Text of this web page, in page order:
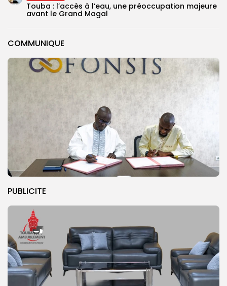
COMMUNIQUE
PUBLICITE
Touba : l’accès à l’eau, une préoccupation majeure
avant le Grand Magal